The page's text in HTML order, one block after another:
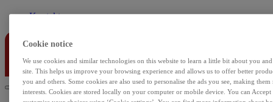
Kontakt
Cookie notice
We use cookies and similar technologies on this website to learn a little bit about you
site. This helps us improve your browsing experience and allows us to offer better
you and others. Some cookies are also used to personalise the ads you see, making
interests. Cookies are stored locally on your computer or mobile device. You can